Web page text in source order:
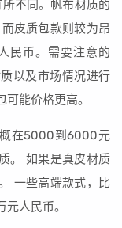
不同。帆布材质的
皮质包款则较为昂
民币。需要注意的
以及市场情况进行
能价格更高。
在5000到6000元
。 如果是真皮材质
一些高端款式，比
人民币。